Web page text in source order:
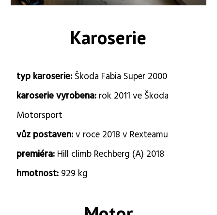
Karoserie
typ karoserie:Škoda Fabia Super 2000
karoserie vyrobena:rok 2011 ve Škoda
Motorsport
vůz postaven:v roce 2018 v Rexteamu
premiéra:Hill climb Rechberg (A) 2018
hmotnost:929 kg